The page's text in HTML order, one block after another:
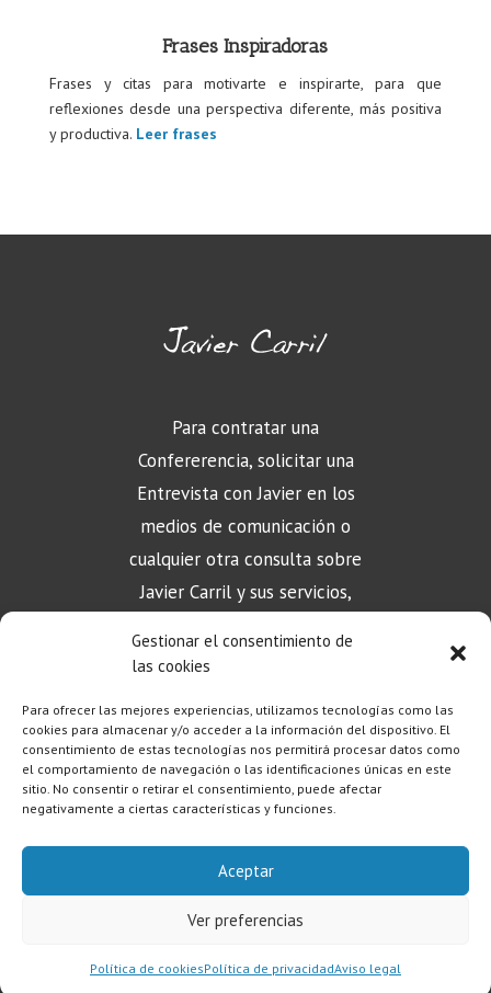
Gestionar el consentimiento de
las cookies
Para ofrecer las mejores experiencias, utilizamos tecnologías como las
cookies para almacenar y/o acceder a la información del dispositivo. El
consentimiento de estas tecnologías nos permitirá procesar datos como
el comportamiento de navegación o las identificaciones únicas en este
sitio. No consentir o retirar el consentimiento, puede afectar
negativamente a ciertas características y funciones.
Aceptar
Ver preferencias
Política de cookiesPolítica de privacidadAviso legal
Frases Inspiradoras
Frases y citas para motivarte e inspirarte, para que
reflexiones desde una perspectiva diferente, más positiva
y productiva. Leer frases
Para contratar una
Confererencia, solicitar una
Entrevista con Javier en los
medios de comunicación o
cualquier otra consulta sobre
Javier Carril y sus servicios,
CONTACTO
Política de Privacidad|Política de Cookies